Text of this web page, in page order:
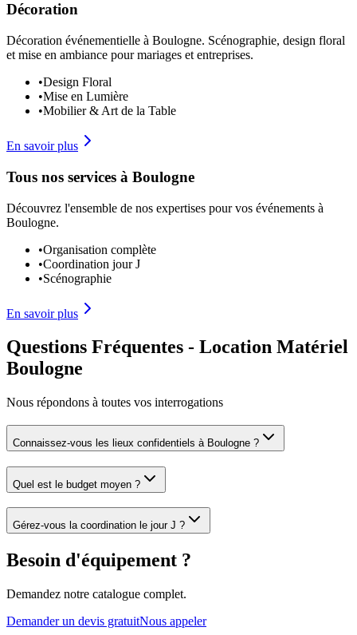
Décoration
Décoration événementielle à Boulogne. Scénographie, design floral
et mise en ambiance pour mariages et entreprises.
•Design Floral
•Mise en Lumière
•Mobilier & Art de la Table
En savoir plus
Tous nos services à Boulogne
Découvrez l'ensemble de nos expertises pour vos événements à
Boulogne.
•Organisation complète
•Coordination jour J
•Scénographie
En savoir plus
Questions Fréquentes - Location Matériel
Boulogne
Nous répondons à toutes vos interrogations
Connaissez-vous les lieux confidentiels à Boulogne ?
Quel est le budget moyen ?
Gérez-vous la coordination le jour J ?
Besoin d'équipement ?
Demandez notre catalogue complet.
Demander un devis gratuitNous appeler